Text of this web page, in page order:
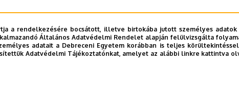
a rendelkezésére bocsátott, illetve birtokába jutott személyes
Általános Adatvédelmi Rendelet alapján felülvizsgálta
adatait a Debreceni Egyetem korábban is teljes
Adatvédelmi Tájékoztatónkat, amelyet az alábbi linkre kattintva